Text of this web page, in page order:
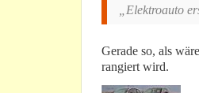
„Elektroauto
Gerade so, als
rangiert wird.